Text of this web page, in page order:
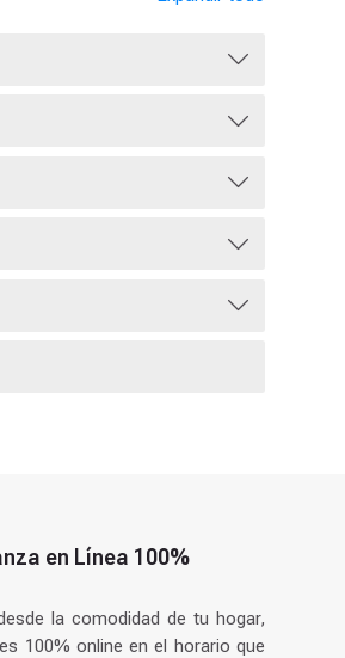
en Línea 100%
la comodidad de tu hogar,
100% online en el horario que